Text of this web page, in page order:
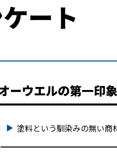
ート
ーウエルの第一印象
塗料という馴染みの無い商